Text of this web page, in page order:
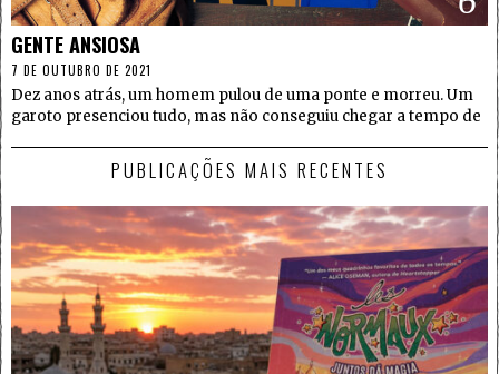
GENTE ANSIOSA
7 DE OUTUBRO DE 2021
Dez anos atrás, um homem pulou de uma ponte e morreu. Um
garoto presenciou tudo, mas não conseguiu chegar a tempo de
PUBLICAÇÕES MAIS RECENTES